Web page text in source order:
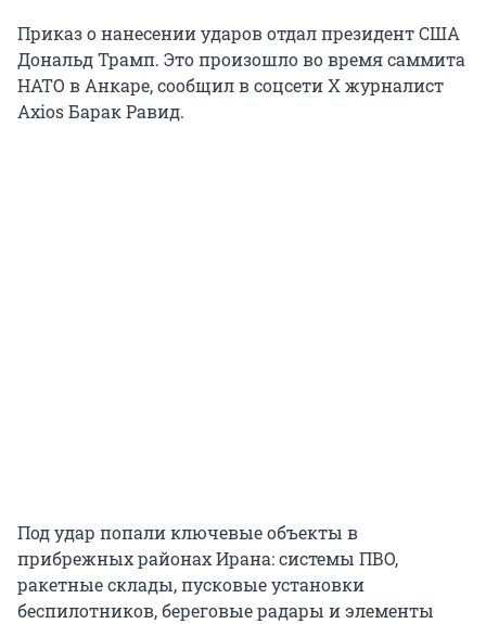
Приказ о нанесении ударов отдал президент США
Дональд Трамп. Это произошло во время саммита
НАТО в Анкаре, сообщил в соцсети X журналист
Axios Барак Равид.
Под удар попали ключевые объекты в
прибрежных районах Ирана: системы ПВО,
ракетные склады, пусковые установки
беспилотников, береговые радары и элементы